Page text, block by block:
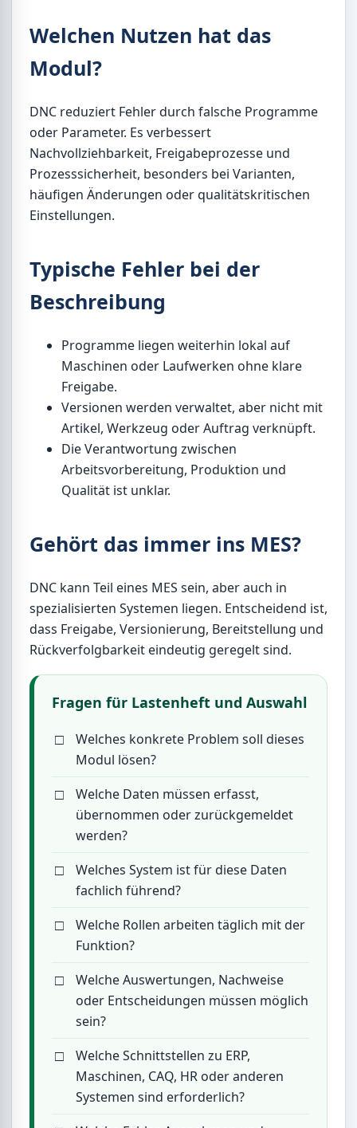
Welchen Nutzen hat das
Modul?
DNC reduziert Fehler durch falsche Programme
oder Parameter. Es verbessert
Nachvollziehbarkeit, Freigabeprozesse und
Prozesssicherheit, besonders bei Varianten,
häufigen Änderungen oder qualitätskritischen
Einstellungen.
Typische Fehler bei der
Beschreibung
Programme liegen weiterhin lokal auf
Maschinen oder Laufwerken ohne klare
Freigabe.
Versionen werden verwaltet, aber nicht mit
Artikel, Werkzeug oder Auftrag verknüpft.
Die Verantwortung zwischen
Arbeitsvorbereitung, Produktion und
Qualität ist unklar.
Gehört das immer ins MES?
DNC kann Teil eines MES sein, aber auch in
spezialisierten Systemen liegen. Entscheidend ist,
dass Freigabe, Versionierung, Bereitstellung und
Rückverfolgbarkeit eindeutig geregelt sind.
Fragen für Lastenheft und Auswahl
Welches konkrete Problem soll dieses
Modul lösen?
Welche Daten müssen erfasst,
übernommen oder zurückgemeldet
werden?
Welches System ist für diese Daten
fachlich führend?
Welche Rollen arbeiten täglich mit der
Funktion?
Welche Auswertungen, Nachweise
oder Entscheidungen müssen möglich
sein?
Welche Schnittstellen zu ERP,
Maschinen, CAQ, HR oder anderen
Systemen sind erforderlich?